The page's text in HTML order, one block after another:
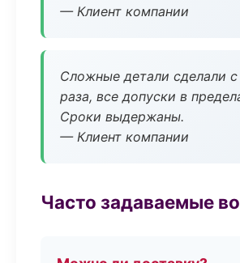
— Клиент компании
Сложные детали сделали с
раза, все допуски в
Сроки выдержаны.
— Клиент компании
Часто задаваемые